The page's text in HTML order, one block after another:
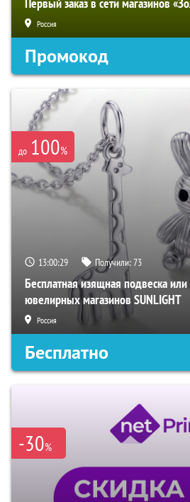
Первый заказ в сети магазинов
Россия
Промокод
до 100%
13:00:28 Получили:73
Бесплатная изящная подвеска
ювелирных магазинов SUNLIGHT
Россия
Бесплатно
-30%